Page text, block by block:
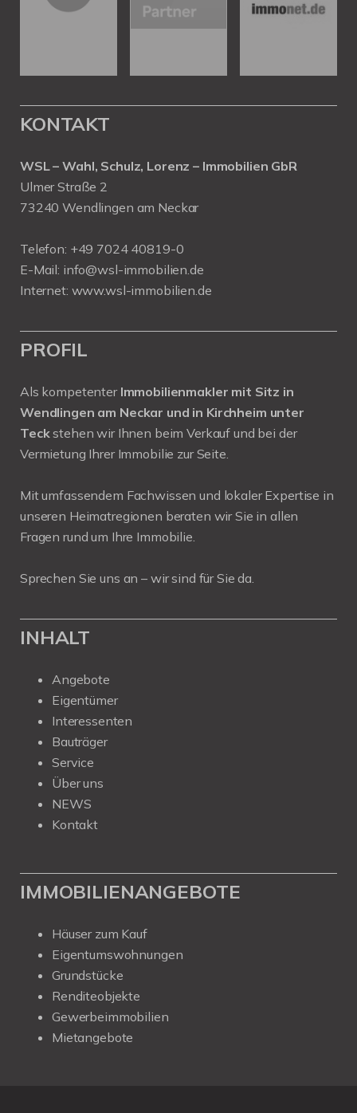
KONTAKT
WSL – Wahl, Schulz, Lorenz – Immobilien GbR
Ulmer Straße 2
73240 Wendlingen am Neckar
Telefon: +49 7024 40819-0
E-Mail: info@wsl-immobilien.de
Internet: www.wsl-immobilien.de
PROFIL
Als kompetenter Immobilienmakler mit Sitz in
Wendlingen am Neckar und in Kirchheim unter
Teckstehen wir Ihnen beim Verkauf und bei der
Vermietung Ihrer Immobilie zur Seite.
Mit umfassendem Fachwissen und lokaler Expertise in
unseren Heimatregionen beraten wir Sie in allen
Fragen rund um Ihre Immobilie.
Sprechen Sie uns an – wir sind für Sie da.
INHALT
Angebote
Eigentümer
Interessenten
Bauträger
Service
Über uns
NEWS
Kontakt
IMMOBILIENANGEBOTE
Häuser zum Kauf
Eigentumswohnungen
Grundstücke
Renditeobjekte
Gewerbeimmobilien
Mietangebote